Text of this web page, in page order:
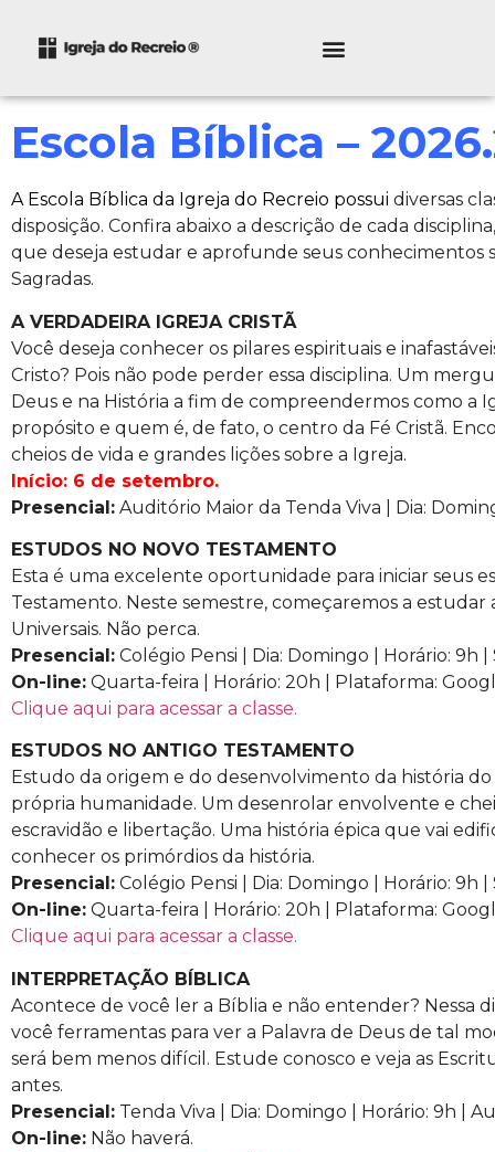
Escola Bíblica –
A Escola Bíblica da Igreja do Recreio possui diversas
disposição. Confira abaixo a descrição de cada
que deseja estudar e aprofunde seus conhecimentos
Sagradas.
A VERDADEIRA IGREJA CRISTÃ
Você deseja conhecer os pilares espirituais e
Cristo? Pois não pode perder essa disciplina. Um
Deus e na História a fim de compreendermos como a
propósito e quem é, de fato, o centro da Fé Cristã.
cheios de vida e grandes lições sobre a Igreja.
Início: 6 de setembro.
Presencial: Auditório Maior da Tenda Viva | Dia:
ESTUDOS NO NOVO TESTAMENTO
Esta é uma excelente oportunidade para iniciar seus
Testamento. Neste semestre, começaremos a estudar
Universais. Não perca.
Presencial: Colégio Pensi | Dia: Domingo | Horário: 9h |
On-line: Quarta-feira | Horário: 20h | Plataforma:
Clique aqui para acessar a classe.
ESTUDOS NO ANTIGO TESTAMENTO
Estudo da origem e do desenvolvimento da história do
própria humanidade. Um desenrolar envolvente e
escravidão e libertação. Uma história épica que vai
conhecer os primórdios da história.
Presencial: Colégio Pensi | Dia: Domingo | Horário: 9h |
On-line: Quarta-feira | Horário: 20h | Plataforma:
Clique aqui para acessar a classe.
INTERPRETAÇÃO BÍBLICA
Acontece de você ler a Bíblia e não entender? Nessa
você ferramentas para ver a Palavra de Deus de tal
será bem menos difícil. Estude conosco e veja as
antes.
Presencial: Tenda Viva | Dia: Domingo | Horário: 9h |
On-line: Não haverá.